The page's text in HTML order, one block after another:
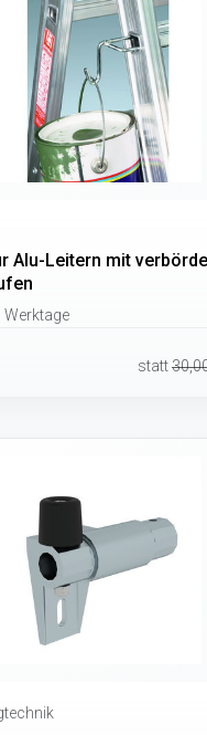
Alu-Leitern mit
Werktage
statt